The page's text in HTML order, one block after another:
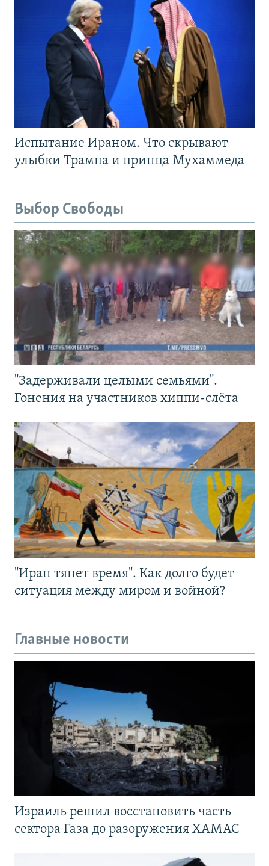
Испытание Ираном. Что скрывают
улыбки Трампа и принца Мухаммеда
Выбор Свободы
"Задерживали целыми семьями".
Гонения на участников хиппи-слёта
"Иран тянет время". Как долго будет
ситуация между миром и войной?
Главные новости
Израиль решил восстановить часть
сектора Газа до разоружения ХАМАС